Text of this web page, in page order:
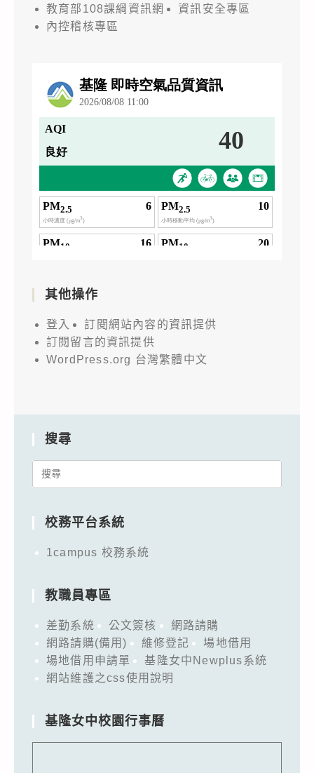
教育部108課綱資訊網
資訊安全專區
內控稽核專區
其他操作
登入
訂閱網站內容的資訊提供
訂閱留言的資訊提供
WordPress.org 台灣繁體中文
搜尋
Search
校務平台系統
1campus 校務系統
教職員專區
差勤系統 公文簽核
網路請購
網路請購(備用)
維修登記
場地借用
場地借用申請單
基隆女中Newplus系統
網站維護之css使用說明
基隆女中校園行事曆